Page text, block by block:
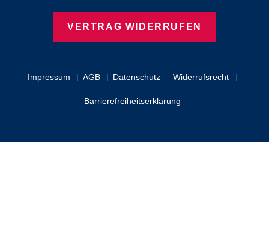
Impressum AGB Datenschutz Widerrufsrecht
Barrierefreiheitserklärung
VERTRAG WIDERRUFEN